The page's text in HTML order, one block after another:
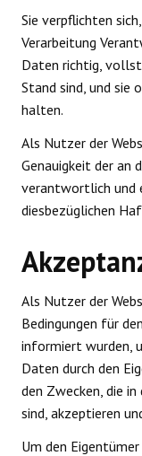
Sie verpflichten
Verarbeitung
Daten richtig,
Stand sind, und sie
halten.
Als Nutzer der
Genauigkeit der an
verantwortlich und
diesbezüglichen
Als Nutzer der
Bedingungen für
informiert wurden,
Daten durch den
den Zwecken, die
sind, akzeptieren
Um den